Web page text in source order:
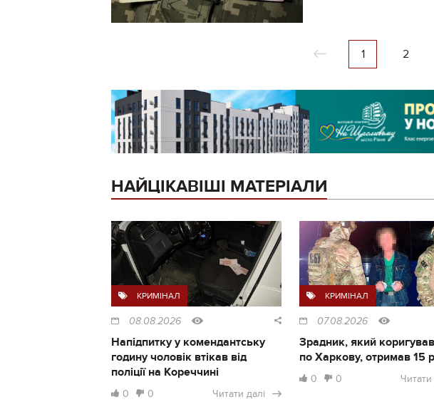
1 2
НАЙЦІКАВІШІ МАТЕРІАЛИ
КРИМІНАЛ
08.08.2026
Напідпитку у комендантську
годину чоловік втікав від
поліції на Кореччині
0 0 Читати далі
КРИМІНАЛ
07.08.2026
Зрадник, який
по Харкову, отримав 15
0 0 Читати